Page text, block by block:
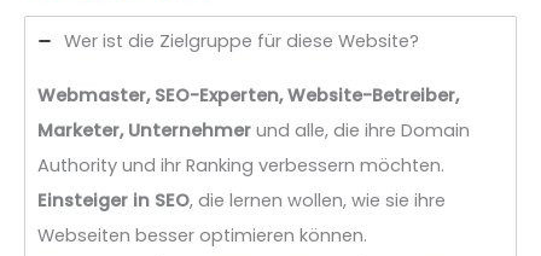
Wer ist die Zielgruppe für diese Website?
Webmaster, SEO-Experten, Website-Betreiber,
Marketer, Unternehmer und alle, die ihre Domain
Authority und ihr Ranking verbessern möchten.
Einsteiger in SEO, die lernen wollen, wie sie ihre
Webseiten besser optimieren können.